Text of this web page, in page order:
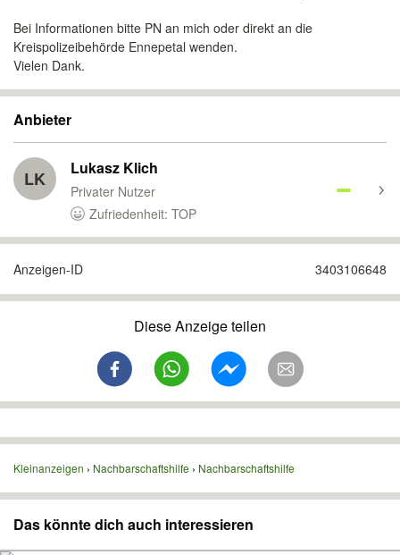
Bei Informationen bitte PN an mich oder direkt an die
Kreispolizeibehörde Ennepetal wenden.
Vielen Dank.
Anbieter
LK Lukasz Klich
Privater Nutzer
Zufriedenheit: TOP
Anzeigen-ID 3403106648
Diese Anzeige teilen
Kleinanzeigen Nachbarschaftshilfe Nachbarschaftshilfe
Das könnte dich auch interessieren